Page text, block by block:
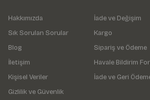
Hakkımızda
Sık Sorulan Sorular
Blog
İletişim
Kişisel Veriler
Gizlilik ve Güvenlik
İade ve Değişim
Kargo
Sipariş ve Ödeme
Havale Bildirim
İade ve Geri